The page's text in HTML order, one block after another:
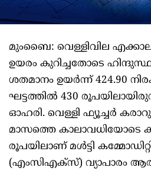
മുംബൈ: വെള്ളിവില
ഉയരം കുറിച്ചതോടെ
ശതമാനം ഉയര്‍ന്ന് 424.90
ഘട്ടത്തില്‍ 430
ഓഹരി. വെള്ളി ഫ്യൂച്ചര്‍
മാസത്തെ കാലാവധിയോടെ
രൂപയിലാണ് മള്‍ട്ടി
(എംസിഎക്‌സ്) വ്യാപാരം